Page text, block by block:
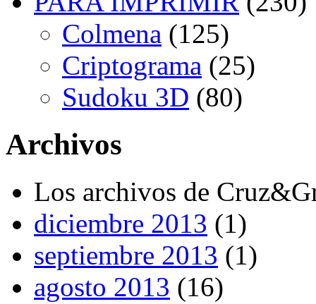
Colmena (125)
Criptograma (25)
Sudoku 3D (80)
Archivos
Los archivos de
diciembre 2013 (1)
septiembre 2013 (1)
agosto 2013 (16)